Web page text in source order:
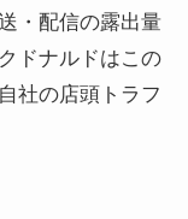
・配信の露出量
ドナルドはこの
社の店頭トラフ